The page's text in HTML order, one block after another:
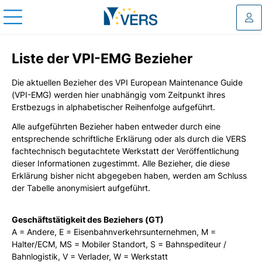
Liste der VPI-EMG Bezieher
Die aktuellen Bezieher des VPI European Maintenance Guide
(VPI-EMG) werden hier unabhängig vom Zeitpunkt ihres
Erstbezugs in alphabetischer Reihenfolge aufgeführt.
Alle aufgeführten Bezieher haben entweder durch eine
entsprechende schriftliche Erklärung oder als durch die VERS
fachtechnisch begutachtete Werkstatt der Veröffentlichung
dieser Informationen zugestimmt. Alle Bezieher, die diese
Erklärung bisher nicht abgegeben haben, werden am Schluss
der Tabelle anonymisiert aufgeführt.
Geschäftstätigkeit des Beziehers (GT)
A = Andere, E = Eisenbahnverkehrsunternehmen, M =
Halter/ECM, MS = Mobiler Standort, S = Bahnspediteur /
Bahnlogistik, V = Verlader, W = Werkstatt